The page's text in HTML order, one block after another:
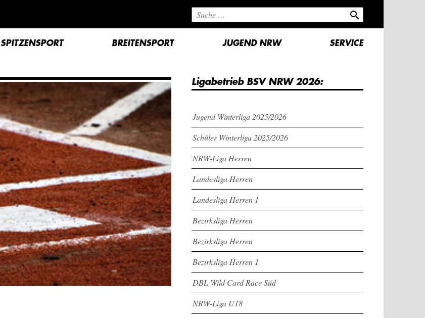
search
SPITZENSPORT BREITENSPORT JUGEND NRW SERVICE
Ligabetrieb BSV NRW 2026:
Jugend Winterliga 2025/2026
Schüler Winterliga 2025/2026
NRW-Liga Herren
Landesliga Herren
Landesliga Herren 1
Bezirksliga Herren
Bezirksliga Herren
Bezirksliga Herren 1
DBL Wild Card Race Süd
NRW-Liga U18